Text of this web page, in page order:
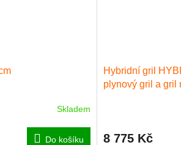
Skladem
Do košíku
Hybridní gril
plynový gril a gril
produktu
8 775 Kč